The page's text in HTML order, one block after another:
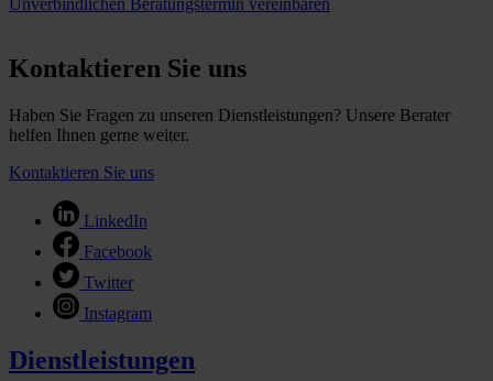
Unverbindlichen Beratungstermin vereinbaren
Kontaktieren Sie uns
Haben Sie Fragen zu unseren Dienstleistungen? Unsere Berater
helfen Ihnen gerne weiter.
Kontaktieren Sie uns
LinkedIn
Facebook
Twitter
Instagram
Dienstleistungen